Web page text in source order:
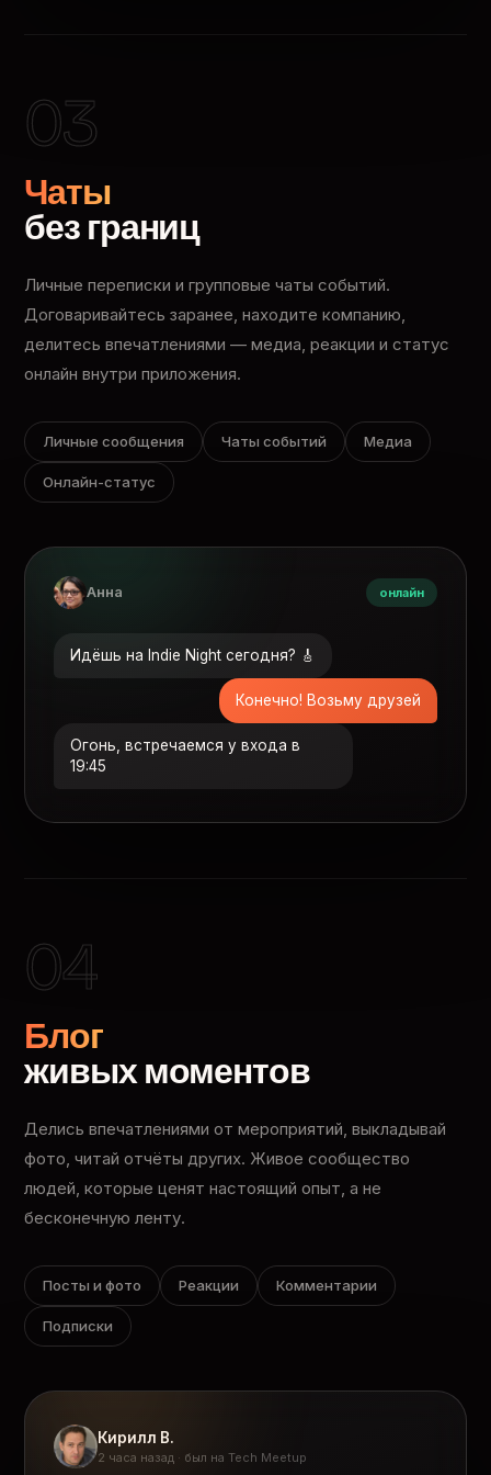
03
Чаты
без границ
Личные переписки и групповые чаты событий.
Договаривайтесь заранее, находите компанию,
делитесь впечатлениями — медиа, реакции и статус
онлайн внутри приложения.
Личные сообщения Чаты событий Медиа
Онлайн-статус
Анна онлайн
Идёшь на Indie Night сегодня? 🎸
Конечно! Возьму друзей
Огонь, встречаемся у входа в
19:45
04
Блог
живых моментов
Делись впечатлениями от мероприятий, выкладывай
фото, читай отчёты других. Живое сообщество
людей, которые ценят настоящий опыт, а не
бесконечную ленту.
Посты и фото Реакции Комментарии
Подписки
Кирилл В.
2 часа назад · был на Tech Meetup